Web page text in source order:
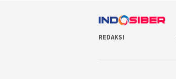
REDAKSI